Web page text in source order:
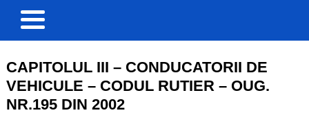
CAPITOLUL III – CONDUCATORII DE
VEHICULE – CODUL RUTIER – OUG.
NR.195 DIN 2002